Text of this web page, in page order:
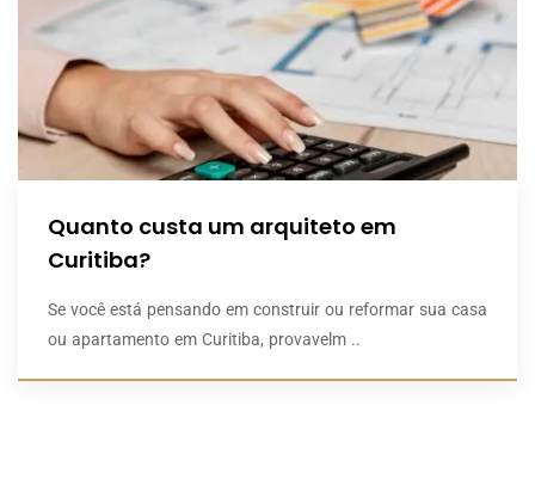
Quanto custa um arquiteto em
Curitiba?
Se você está pensando em construir ou reformar sua casa
ou apartamento em Curitiba, provavelm ..